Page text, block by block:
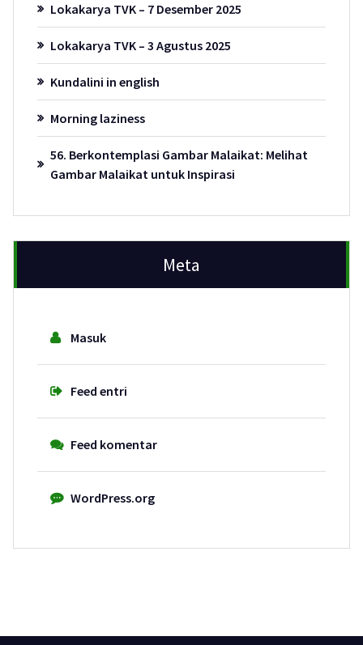
Lokakarya TVK – 7 Desember 2025
Lokakarya TVK – 3 Agustus 2025
Kundalini in english
Morning laziness
56. Berkontemplasi Gambar Malaikat: Melihat
Gambar Malaikat untuk Inspirasi
Meta
Masuk
Feed entri
Feed komentar
WordPress.org